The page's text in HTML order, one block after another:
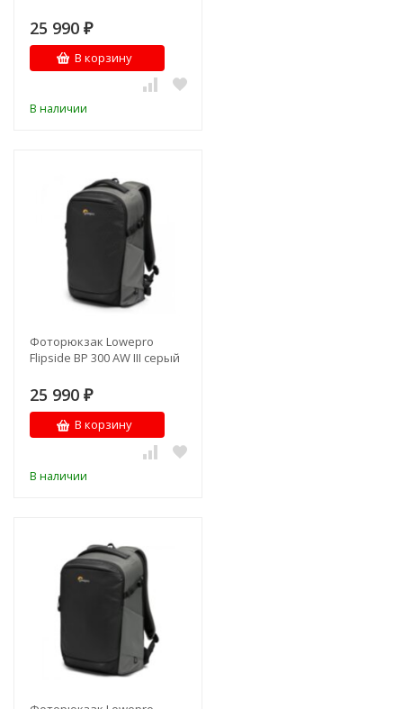
25 990 ₽
В корзину
В наличии
Фоторюкзак Lowepro
Flipside BP 300 AW III серый
25 990 ₽
В корзину
В наличии